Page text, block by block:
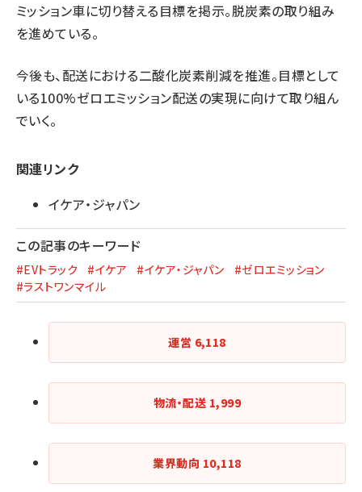
ミッション車に切り替える目標を掲示。脱炭素の取り組み
を進めている。
今後も、配送における二酸化炭素削減を推進。目標として
いる100%ゼロエミッション配送の実現に向けて取り組ん
でいく。
関連リンク
イケア・ジャパン
この記事のキーワード
#EVトラック #イケア #イケア・ジャパン
#ゼロエミッション
#ラストワンマイル
運営 6,118
物流・配送 1,999
業界動向 10,118